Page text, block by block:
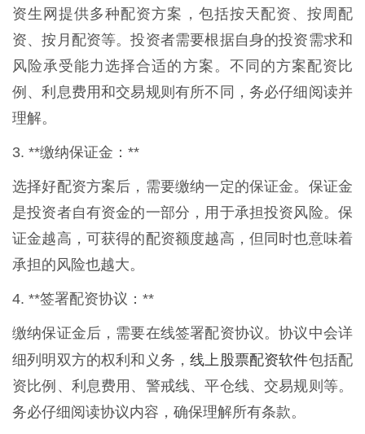
资生网提供多种配资方案，包括按天配资、按周配
资、按月配资等。投资者需要根据自身的投资需求和
风险承受能力选择合适的方案。不同的方案配资比
例、利息费用和交易规则有所不同，务必仔细阅读并
理解。
3. **缴纳保证金：**
选择好配资方案后，需要缴纳一定的保证金。保证金
是投资者自有资金的一部分，用于承担投资风险。保
证金越高，可获得的配资额度越高，但同时也意味着
承担的风险也越大。
4. **签署配资协议：**
缴纳保证金后，需要在线签署配资协议。协议中会详
细列明双方的权利和义务，线上股票配资软件包括配
资比例、利息费用、警戒线、平仓线、交易规则等。
务必仔细阅读协议内容，确保理解所有条款。